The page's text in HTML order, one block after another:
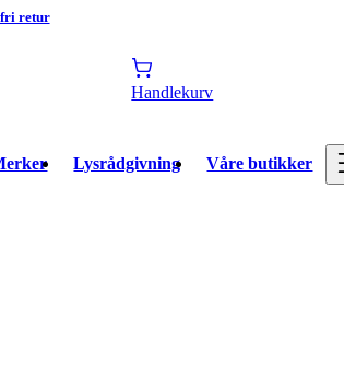
fri retur
Handlekurv
Lysrådgivning Våre butikker